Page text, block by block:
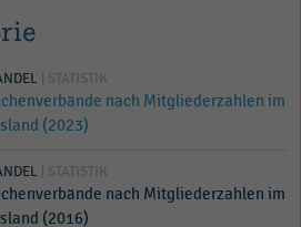
| STATISTIK
nach Mitgliederzahlen im
(2023)
| STATISTIK
nach Mitgliederzahlen im
(2016)